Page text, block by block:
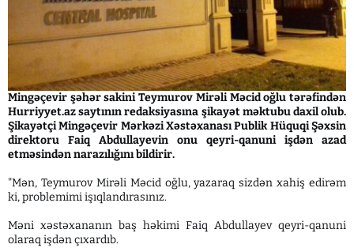
Mingəçevir şəhər sakini Teymurov Mirəli Məcid oğlu tərəfindən
Hurriyyet.az saytının redaksiyasına şikayət məktubu daxil olub.
Şikayətçi Mingəçevir Mərkəzi Xəstəxanası Publik Hüquqi Şəxsin
direktoru Faiq Abdullayevin onu qeyri-qanuni işdən azad
etməsindən narazılığını bildirir.
"Mən, Teymurov Mirəli Məcid oğlu, yazaraq sizdən xahiş edirəm
ki, problemimi işıqlandırasınız.
Məni xəstəxananın baş həkimi Faiq Abdullayev qeyri-qanuni
olaraq işdən çıxardıb.